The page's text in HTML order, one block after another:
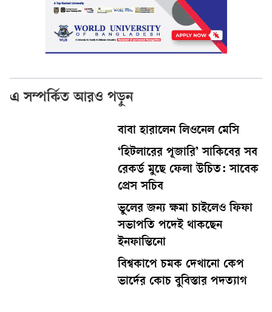
এ সম্পর্কিত আরও পড়ুন
বাবা হারালেন লিওনেল মেসি
‘হিটলারের পূজারি’ সাকিবের সব
রেকর্ড মুছে ফেলা উচিত: সাবেক
প্রেস সচিব
ভুলের জন্য ক্ষমা চাইলেও ফিফা
সভাপতি পদেই থাকছেন
ইনফান্তিনো
বিশ্বকাপে চমক দেখানো কেপ
ভার্দের কোচ বুবিস্তার পদত্যাগ